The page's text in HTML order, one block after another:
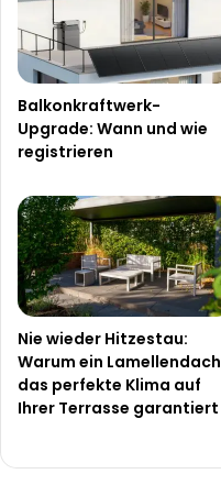
Balkonkraftwerk-
Upgrade: Wann und wie
registrieren
Nie wieder Hitzestau:
Warum ein Lamellendach
das perfekte Klima auf
Ihrer Terrasse garantiert